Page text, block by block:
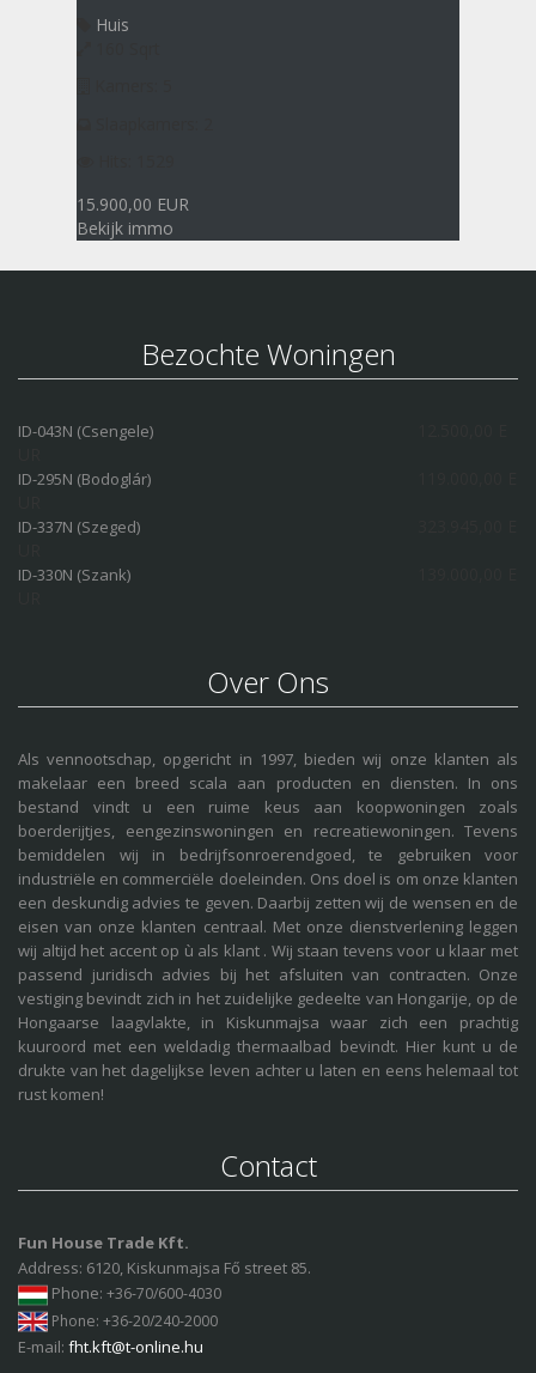
Huis
15.900,00 EUR
Bekijk immo
Bezochte Woningen
ID-043N (Csengele)
ID-295N (Bodoglár)
ID-337N (Szeged)
ID-330N (Szank)
Over Ons
Als vennootschap, opgericht in 1997, bieden wij onze klanten als
makelaar een breed scala aan producten en diensten. In ons
bestand vindt u een ruime keus aan koopwoningen zoals
boerderijtjes, eengezinswoningen en recreatiewoningen. Tevens
bemiddelen wij in bedrijfsonroerendgoed, te gebruiken voor
industriële en commerciële doeleinden. Ons doel is om onze klanten
een deskundig advies te geven. Daarbij zetten wij de wensen en de
eisen van onze klanten centraal. Met onze dienstverlening leggen
wij altijd het accent op ù als klant . Wij staan tevens voor u klaar met
passend juridisch advies bij het afsluiten van contracten. Onze
vestiging bevindt zich in het zuidelijke gedeelte van Hongarije, op de
Hongaarse laagvlakte, in Kiskunmajsa waar zich een prachtig
kuuroord met een weldadig thermaalbad bevindt. Hier kunt u de
drukte van het dagelijkse leven achter u laten en eens helemaal tot
rust komen!
Contact
Fun House Trade Kft.
Address: 6120, Kiskunmajsa Fő street 85.
Phone: +36-70/600-4030
Phone: +36-20/240-2000
E-mail: fht.kft@t-online.hu